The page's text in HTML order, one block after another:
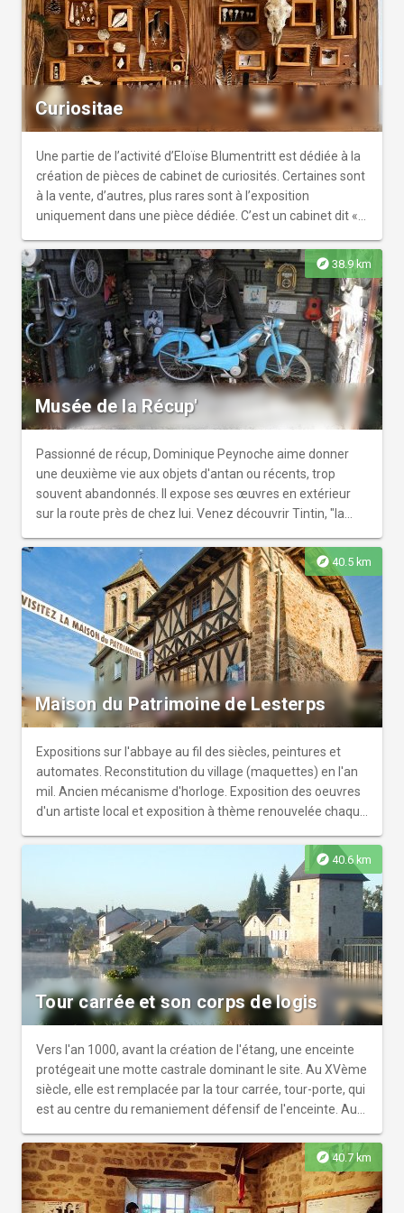
Curiositae
Une partie de l’activité d’Eloïse Blumentritt est dédiée à la
création de pièces de cabinet de curiosités. Certaines sont
à la vente, d’autres, plus rares sont à l’exposition
uniquement dans une pièce dédiée. C’est un cabinet dit «
naturelles, proche du muséum d’histoire naturelle local.
explore 38.9 km
Musée de la Récup'
Passionné de récup, Dominique Peynoche aime donner
une deuxième vie aux objets d'antan ou récents, trop
souvent abandonnés. Il expose ses œuvres en extérieur
sur la route près de chez lui. Venez découvrir Tintin, "la
explore40.5 km
Maison du Patrimoine de Lesterps
Expositions sur l'abbaye au fil des siècles, peintures et
automates. Reconstitution du village (maquettes) en l'an
mil. Ancien mécanisme d'horloge. Exposition des oeuvres
d'un artiste local et exposition à thème renouvelée chaque
explore 40.6 km
Tour carrée et son corps de logis
Vers l'an 1000, avant la création de l'étang, une enceinte
protégeait une motte castrale dominant le site. Au XVème
siècle, elle est remplacée par la tour carrée, tour-porte, qui
est au centre du remaniement défensif de l'enceinte. Aux
greffé à cette tour pour donner à l'édifice son aspect
actuel. Possibilité de visiter le musée de la résistance en
saison.
explore 40.7 km